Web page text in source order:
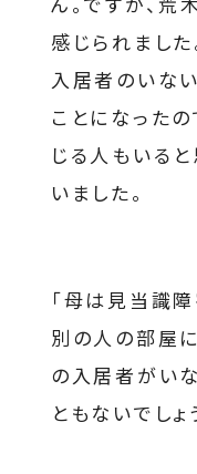
感じられました
入居者のいな
ことになったの
じる人もいる
いました。
「母は見当識
別の人の部屋
の入居者がい
ともないでしょ